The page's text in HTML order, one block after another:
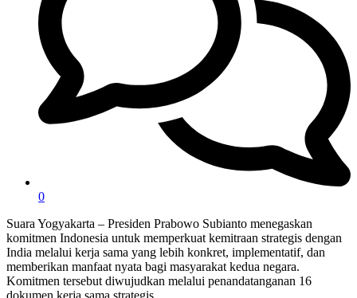
0
Suara Yogyakarta – Presiden Prabowo Subianto menegaskan
komitmen Indonesia untuk memperkuat kemitraan strategis dengan
India melalui kerja sama yang lebih konkret, implementatif, dan
memberikan manfaat nyata bagi masyarakat kedua negara.
Komitmen tersebut diwujudkan melalui penandatanganan 16